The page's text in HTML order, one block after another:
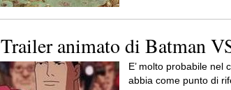
Trailer animato di Batman
E’ molto probabile nel
abbia come punto di